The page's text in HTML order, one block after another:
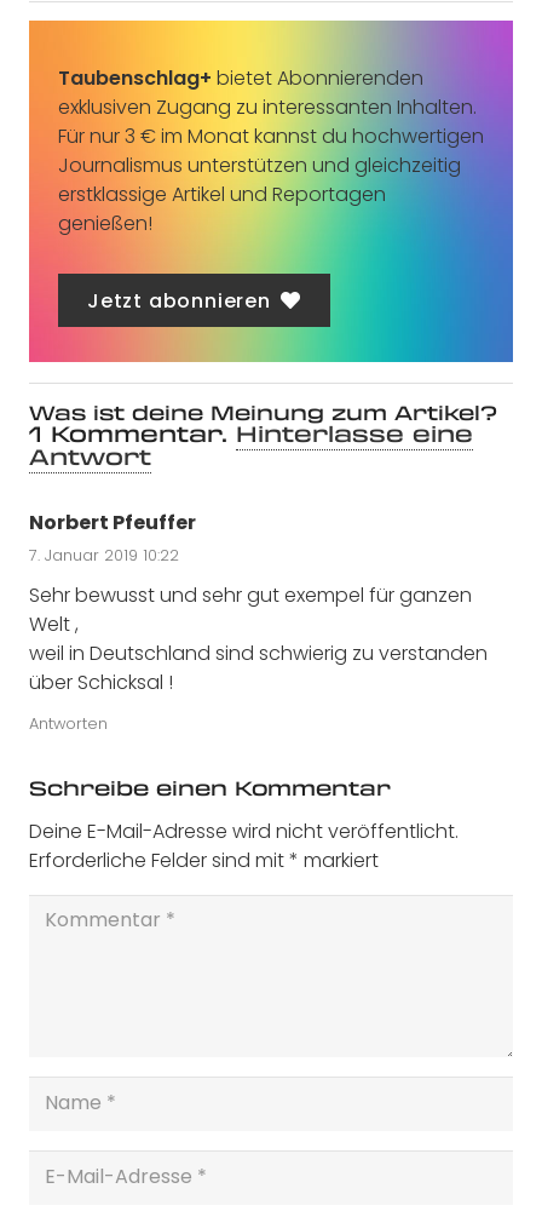
Taubenschlag+ bietet Abonnierenden
exklusiven Zugang zu interessanten Inhalten.
Für nur 3 € im Monat kannst du hochwertigen
Journalismus unterstützen und gleichzeitig
erstklassige Artikel und Reportagen
genießen!
Jetzt abonnieren
Was ist deine Meinung zum Artikel?
1 Kommentar. Hinterlasse eine
Antwort
Norbert Pfeuffer
7. Januar 2019 10:22
Sehr bewusst und sehr gut exempel für ganzen
Welt ,
weil in Deutschland sind schwierig zu verstanden
über Schicksal !
Antworten
Schreibe einen Kommentar
Deine E-Mail-Adresse wird nicht veröffentlicht.
Erforderliche Felder sind mit* markiert